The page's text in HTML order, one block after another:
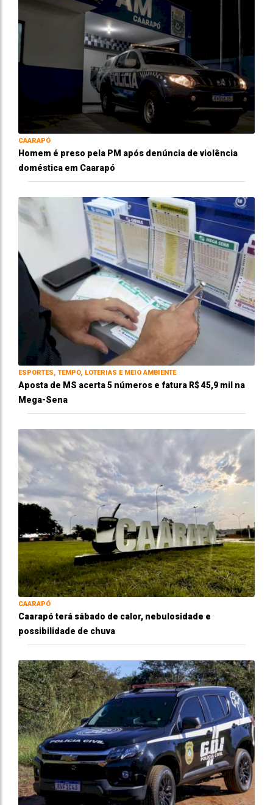
CAARAPÓ
Homem é preso pela PM após denúncia de violência
doméstica em Caarapó
ESPORTES, TEMPO, LOTERIAS E MEIO AMBIENTE
Aposta de MS acerta 5 números e fatura R$ 45,9 mil na
Mega-Sena
CAARAPÓ
Caarapó terá sábado de calor, nebulosidade e
possibilidade de chuva